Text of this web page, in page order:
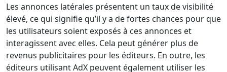
Les annonces latérales présentent un taux de visibilité
élevé, ce qui signifie qu’il y a de fortes chances pour que
les utilisateurs soient exposés à ces annonces et
interagissent avec elles. Cela peut générer plus de
revenus publicitaires pour les éditeurs. En outre, les
éditeurs utilisant AdX peuvent également utiliser les